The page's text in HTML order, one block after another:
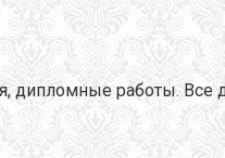
дипломные работы. Все